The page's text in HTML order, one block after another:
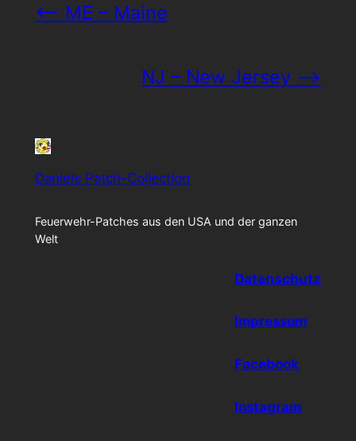
<– ME – Maine
NJ – New Jersey –>
Daniels Patch-Collection
Feuerwehr-Patches aus den USA und der ganzen
Welt
Datenschutz
Impressum
Facebook
Instagram